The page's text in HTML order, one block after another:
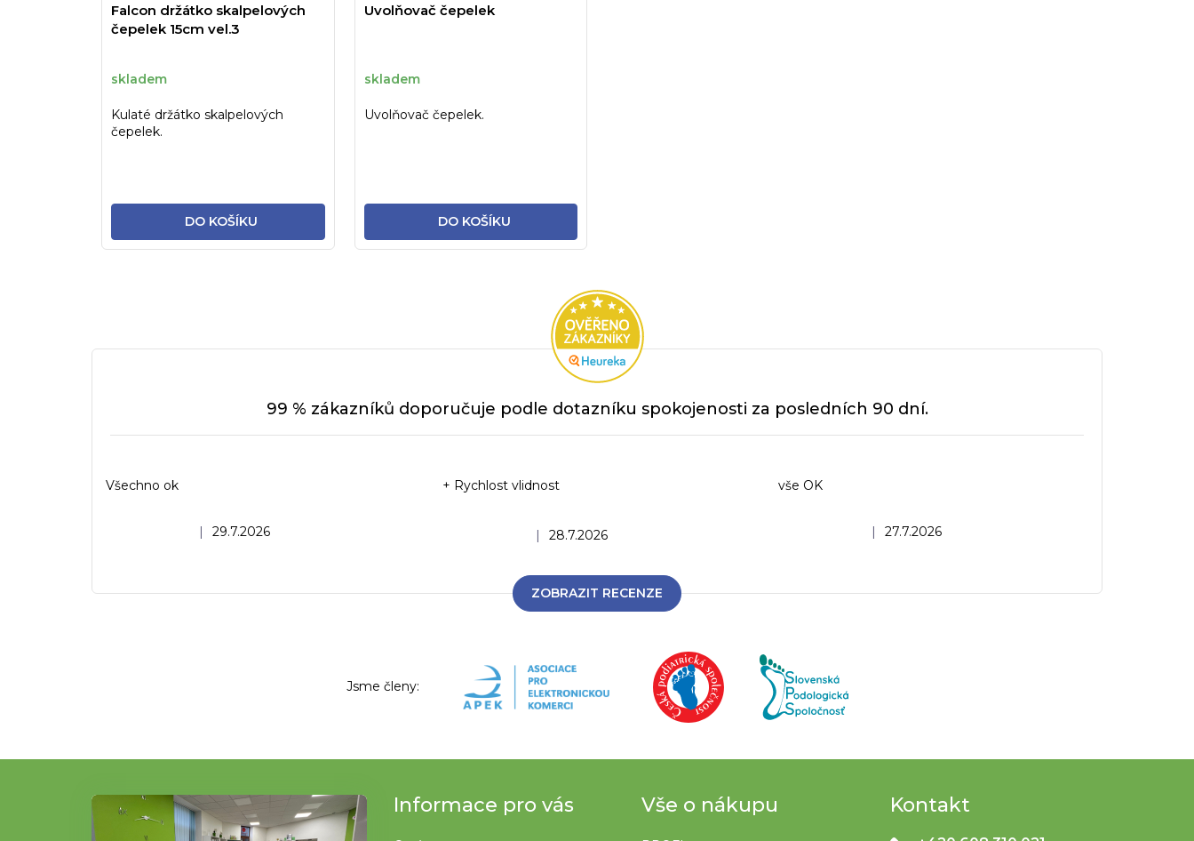
Falcon držátko skalpelových
čepelek 15cm vel.3
skladem
DO KOŠÍKU
Kulaté držátko skalpelových
čepelek.
Uvolňovač čepelek
skladem
DO KOŠÍKU
Uvolňovač čepelek.
99 % zákazníků doporučuje podle dotazníku spokojenosti za posledních 90 dní.
Hodnocení obchodu je 5 z 5 hvězdiček.
| 29.7.2026
Všechno ok
Hodnocení obchodu je 5 z 5 hvězdiček.
28.7.2026
+ Rychlost vlidnost
Hodnocení obchodu je 5 z 5 hvězdiček.
| 27.7.2026
vše OK
ZOBRAZIT RECENZE
Jsme členy:
Informace pro vás Vše o nákupu Kontakt